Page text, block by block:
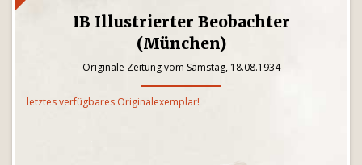
IB Illustrierter Beobachter
(München)
Originale Zeitung vom Samstag, 18.08.1934
letztes verfügbares Originalexemplar!